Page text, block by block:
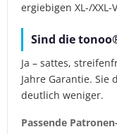
ergiebigen XL-/
Sind die
Ja – sattes,
Jahre Garantie. Sie
deutlich weniger.
Passende